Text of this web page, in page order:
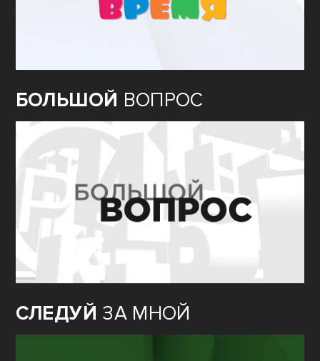
БОЛЬШОЙ ВОПРОС
СЛЕДУЙ ЗА МНОЙ